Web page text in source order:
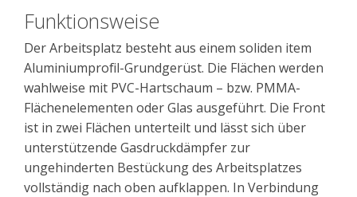
Funktionsweise
Der Arbeitsplatz besteht aus einem soliden item
Aluminiumprofil-Grundgerüst. Die Flächen werden
wahlweise mit PVC-Hartschaum – bzw. PMMA-
Flächenelementen oder Glas ausgeführt. Die Front
ist in zwei Flächen unterteilt und lässt sich über
unterstützende Gasdruckdämpfer zur
ungehinderten Bestückung des Arbeitsplatzes
vollständig nach oben aufklappen. In Verbindung